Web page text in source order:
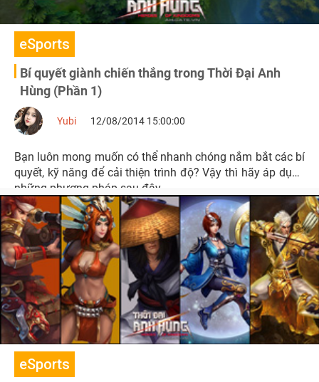
eSports
Bí quyết giành chiến thắng trong Thời Đại Anh
Hùng (Phần 1)
Yubi 12/08/2014 15:00:00
Bạn luôn mong muốn có thể nhanh chóng nắm bắt các bí
quyết, kỹ năng để cải thiện trình độ? Vậy thì hãy áp dụng
những phương pháp sau đây.
eSports